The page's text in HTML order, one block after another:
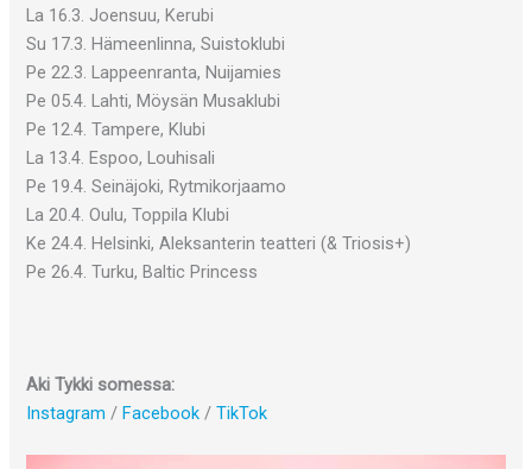
La 16.3. Joensuu, Kerubi
Su 17.3. Hämeenlinna, Suistoklubi
Pe 22.3. Lappeenranta, Nuijamies
Pe 05.4. Lahti, Möysän Musaklubi
Pe 12.4. Tampere, Klubi
La 13.4. Espoo, Louhisali
Pe 19.4. Seinäjoki, Rytmikorjaamo
La 20.4. Oulu, Toppila Klubi
Ke 24.4. Helsinki, Aleksanterin teatteri (& Triosis+)
Pe 26.4. Turku, Baltic Princess
Aki Tykki somessa:
Instagram/Facebook/TikTok